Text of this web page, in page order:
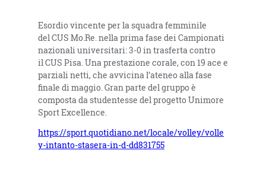
Esordio vincente per la squadra femminile
del CUS Mo.Re. nella prima fase dei Campionati
nazionali universitari: 3-0 in trasferta contro
il CUS Pisa. Una prestazione corale, con 19 ace e
parziali netti, che avvicina l’ateneo alla fase
finale di maggio. Gran parte del gruppo è
composta da studentesse del progetto Unimore
Sport Excellence.
https://sport.quotidiano.net/locale/volley/volle
y-intanto-stasera-in-d-dd831755